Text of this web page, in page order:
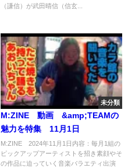
（謙信）が武田晴信（信玄...
未分類
M:ZINE 動画 &amp;TEAMの
魅力を特集 11月1日
M:ZINE 2024年11月1日内容：毎月1組の
ピックアップアーティストを招き素顔やそ
の作品に迫っていく音楽バラエティ出演